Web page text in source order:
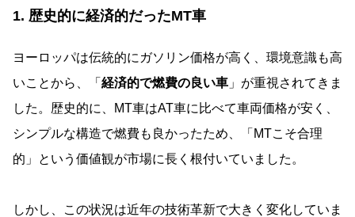
1. 歴史的に経済的だったMT車
ヨーロッパは伝統的にガソリン価格が高く、環境意識も高
いことから、「 経済的で燃費の良い車 」が重視されてきま
した。歴史的に、MT車はAT車に比べて車両価格が安く、
シンプルな構造で燃費も良かったため、「MTこそ合理
的」という価値観が市場に長く根付いていました。
しかし、この状況は近年の技術革新で大きく変化していま